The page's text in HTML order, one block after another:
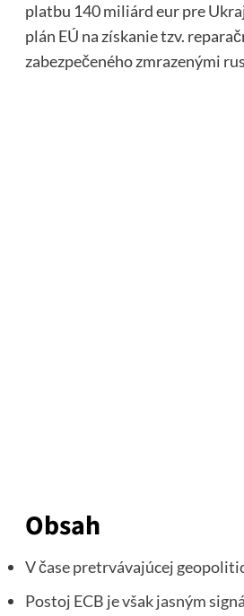
platbu 140 miliárd eur pre
plán EÚ na získanie tzv.
zabezpečeného zmrazenými
Obsah
V čase pretrvávajúcej
Postoj ECB je však jasným